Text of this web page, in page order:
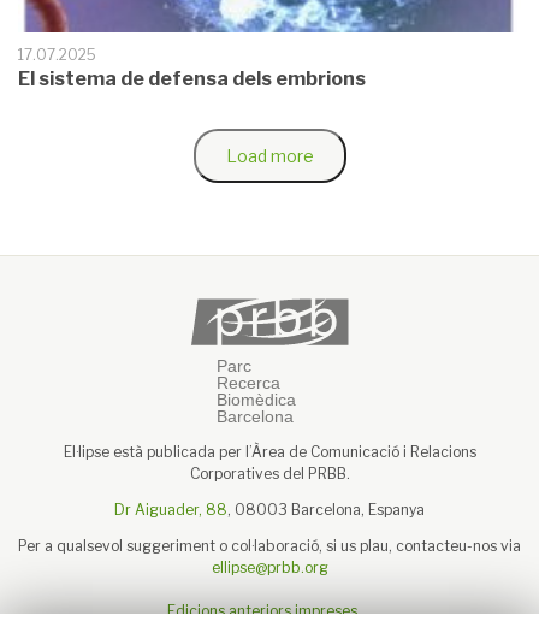
17.07.2025
El sistema de defensa dels embrions
Load more
El·lipse està publicada per l’Àrea de Comunicació i Relacions
Corporatives del PRBB.
Dr Aiguader, 88, 08003 Barcelona, Espanya
Per a qualsevol suggeriment o col·laboració, si us plau, contacteu-nos via
ellipse@prbb.org
Edicions anteriors impreses